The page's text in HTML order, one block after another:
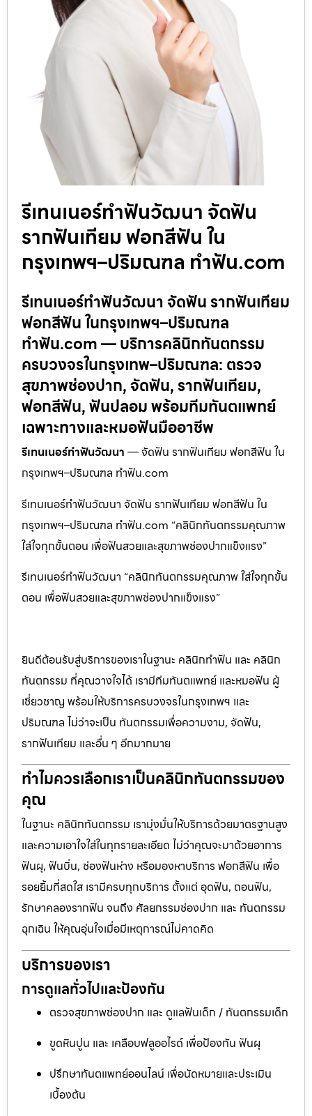
รีเทนเนอร์ทำฟันวัฒนา จัดฟัน
รากฟันเทียม ฟอกสีฟัน ใน
กรุงเทพฯ–ปริมณฑล ทำฟัน.com
รีเทนเนอร์ทำฟันวัฒนา จัดฟัน รากฟันเทียม
ฟอกสีฟัน ในกรุงเทพฯ–ปริมณฑล
ทำฟัน.com — บริการคลินิกทันตกรรม
ครบวงจรในกรุงเทพ–ปริมณฑล: ตรวจ
สุขภาพช่องปาก, จัดฟัน, รากฟันเทียม,
ฟอกสีฟัน, ฟันปลอม พร้อมทีมทันตแพทย์
เฉพาะทางและหมอฟันมืออาชีพ
รีเทนเนอร์ทำฟันวัฒนา — จัดฟัน รากฟันเทียม ฟอกสีฟัน ใน
กรุงเทพฯ–ปริมณฑล ทำฟัน.com
รีเทนเนอร์ทำฟันวัฒนา จัดฟัน รากฟันเทียม ฟอกสีฟัน ใน
กรุงเทพฯ–ปริมณฑล ทำฟัน.com “คลินิกทันตกรรมคุณภาพ
ใส่ใจทุกขั้นตอน เพื่อฟันสวยและสุขภาพช่องปากแข็งแรง”
รีเทนเนอร์ทำฟันวัฒนา “คลินิกทันตกรรมคุณภาพ ใส่ใจทุกขั้น
ตอน เพื่อฟันสวยและสุขภาพช่องปากแข็งแรง”
ยินดีต้อนรับสู่บริการของเราในฐานะ คลินิกทำฟัน และ คลินิก
ทันตกรรม ที่คุณวางใจได้ เรามีทีมทันตแพทย์ และหมอฟัน ผู้
เชี่ยวชาญ พร้อมให้บริการครบวงจรในกรุงเทพฯ และ
ปริมณฑล ไม่ว่าจะเป็น ทันตกรรมเพื่อความงาม, จัดฟัน,
รากฟันเทียม และอื่น ๆ อีกมากมาย
ทำไมควรเลือกเราเป็นคลินิกทันตกรรมของ
คุณ
ในฐานะ คลินิกทันตกรรม เรามุ่งมั่นให้บริการด้วยมาตรฐานสูง
และความเอาใจใส่ในทุกรายละเอียด ไม่ว่าคุณจะมาด้วยอาการ
ฟันผุ, ฟันบิ่น, ช่องฟันห่าง หรือมองหาบริการ ฟอกสีฟัน เพื่อ
รอยยิ้มที่สดใส เรามีครบทุกบริการ ตั้งแต่ อุดฟัน, ถอนฟัน,
รักษาคลองรากฟัน จนถึง ศัลยกรรมช่องปาก และ ทันตกรรม
ฉุกเฉิน ให้คุณอุ่นใจเมื่อมีเหตุการณ์ไม่คาดคิด
บริการของเรา
การดูแลทั่วไปและป้องกัน
ตรวจสุขภาพช่องปาก และ ดูแลฟันเด็ก / ทันตกรรมเด็ก
ขูดหินปูน และ เคลือบฟลูออไรด์ เพื่อป้องกัน ฟันผุ
ปรึกษาทันตแพทย์ออนไลน์ เพื่อนัดหมายและประเมิน
เบื้องต้น